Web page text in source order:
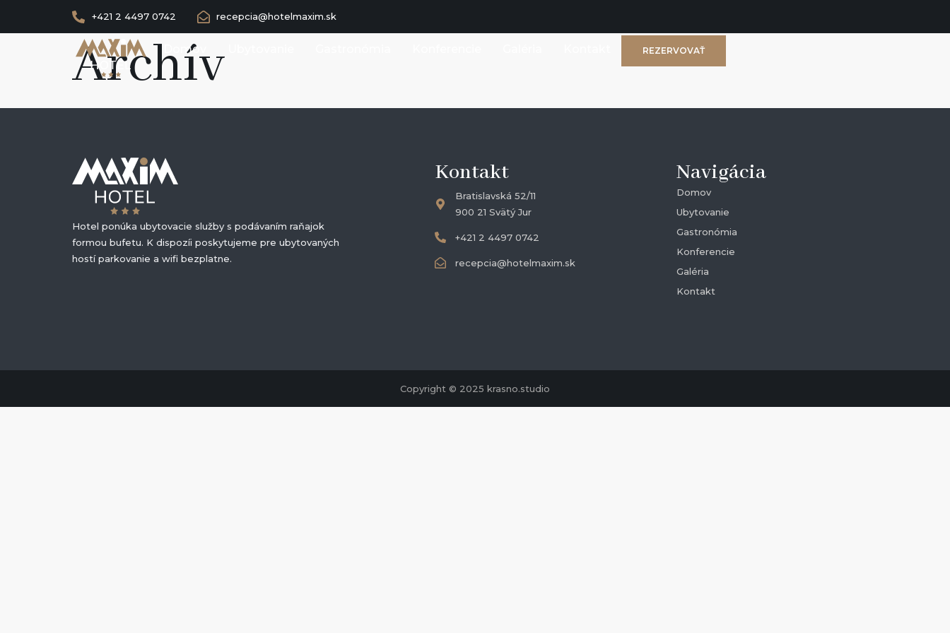
+421 2 4497 0742 recepcia@hotelmaxim.sk
Domov REZERVOVAŤ
Archív
Hotel ponúka ubytovacie služby s podávaním raňajok
formou bufetu. K dispozíi poskytujeme pre ubytovaných
hostí parkovanie a wifi bezplatne.
Kontakt
Bratislavská 52/11
900 21 Svätý Jur
+421 2 4497 0742
recepcia@hotelmaxim.sk
Navigácia
Domov
Ubytovanie
Gastronómia
Konferencie
Galéria
Kontakt
Copyright © 2025 krasno.studio